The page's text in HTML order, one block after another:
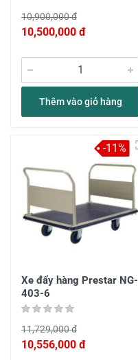
10,900,000 đ
10,500,000 đ
Thêm vào giỏ hàng
Xe đẩy hàng Prestar NG-
403-6
11,729,000 đ
10,556,000 đ
-11%